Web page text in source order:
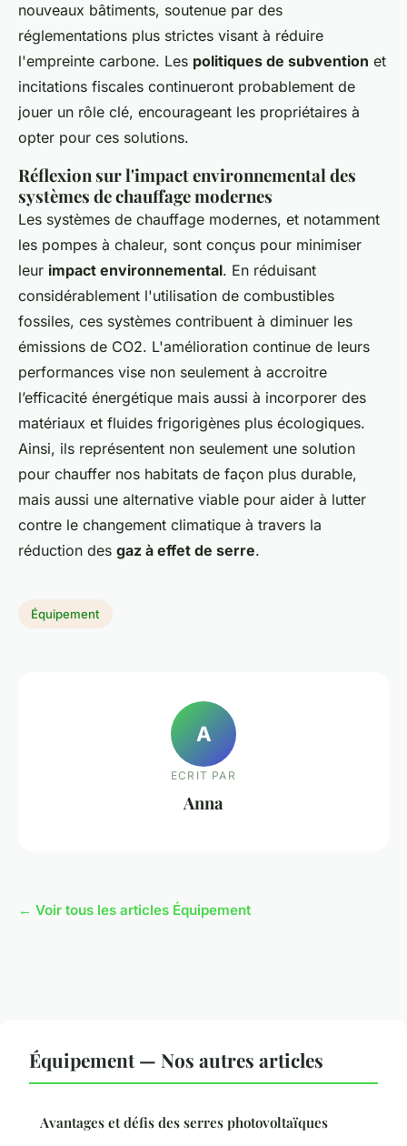
nouveaux bâtiments, soutenue par des
réglementations plus strictes visant à réduire
l'empreinte carbone. Les politiques de subvention et
incitations fiscales continueront probablement de
jouer un rôle clé, encourageant les propriétaires à
opter pour ces solutions.
Réflexion sur l'impact environnemental des
systèmes de chauffage modernes
Les systèmes de chauffage modernes, et notamment
les pompes à chaleur, sont conçus pour minimiser
leur impact environnemental. En réduisant
considérablement l'utilisation de combustibles
fossiles, ces systèmes contribuent à diminuer les
émissions de CO2. L'amélioration continue de leurs
performances vise non seulement à accroitre
l’efficacité énergétique mais aussi à incorporer des
matériaux et fluides frigorigènes plus écologiques.
Ainsi, ils représentent non seulement une solution
pour chauffer nos habitats de façon plus durable,
mais aussi une alternative viable pour aider à lutter
contre le changement climatique à travers la
réduction des gaz à effet de serre.
Équipement
A
ECRIT PAR
Anna
← Voir tous les articles Équipement
Équipement — Nos autres articles
Avantages et défis des serres photovoltaïques